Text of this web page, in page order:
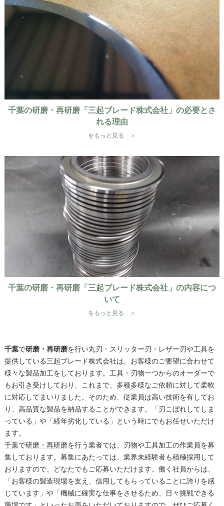
千葉の研磨・再研磨「三起ブレード株式会社」の必要とさ
れる理由
をもっと見る ＞
千葉の研磨・再研磨「三起ブレード株式会社」の内容につ
いて
をもっと見る ＞
千葉で研磨・再研磨を行い丸刃・スリッター刃・レザー刃や工具を
提供している三起ブレード株式会社は、お客様のご要望に合わせて
様々な製品加工をしております。工具・刃物一つからのオーダーで
もお引き受けしており、これまで、多種多様なご依頼に対して柔軟
に対応してまいりました。そのため、従業員は高い技術を有してお
り、高品質な製品を納品することができます。「刃こぼれしてしま
っている」や「経年劣化している」という時にでもお任せいただけ
ます。
千葉で研磨・再研磨を行う業者では、刃物や工具加工の作業員を募
集しております。募集にあたっては、業界未経験者も積極採用して
おりますので、どなたでもご応募いただけます。働く社員からは、
「お客様の製造現場を支え、信用してもらっていることに誇りを感
じています」や「機械に確実な仕事をさせるため、日々挑戦できる